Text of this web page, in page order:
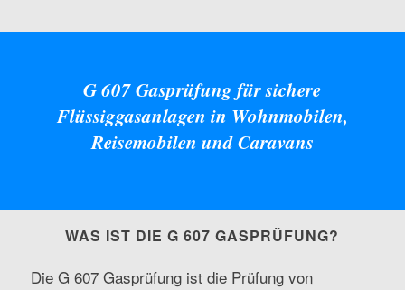
G 607 Gasprüfung für sichere
Flüssiggasanlagen in Wohnmobilen,
Reisemobilen und Caravans
WAS IST DIE G 607 GASPRÜFUNG?
Die G 607 Gasprüfung ist die Prüfung von